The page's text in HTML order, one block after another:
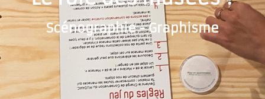
Scénographie - Graphisme